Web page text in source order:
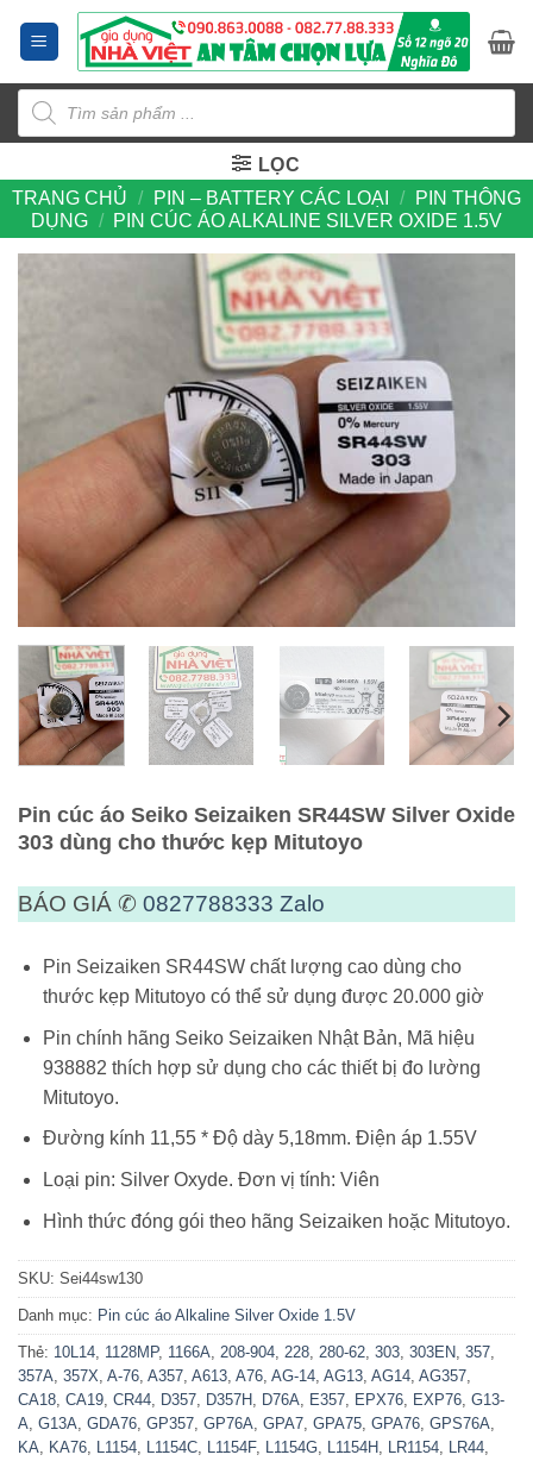
dung
Tìm
kiếm
sản
phẩm
LỌC
TRANG CHỦ
/ PIN – BATTERY CÁC LOẠI /
PIN THÔNG
DỤNG / PIN CÚC ÁO ALKALINE SILVER OXIDE 1.5V
Pin cúc áo Seiko Seizaiken SR44SW Silver Oxide
303 dùng cho thước kẹp Mitutoyo
BÁO GIÁ ✆ 0827788333 Zalo
Pin Seizaiken SR44SW chất lượng cao dùng cho
thước kẹp Mitutoyo có thể sử dụng được 20.000 giờ
Pin chính hãng Seiko Seizaiken Nhật Bản, Mã hiệu
938882 thích hợp sử dụng cho các thiết bị đo lường
Mitutoyo.
Đường kính 11,55 * Độ dày 5,18mm. Điện áp 1.55V
Loại pin: Silver Oxyde. Đơn vị tính: Viên
Hình thức đóng gói theo hãng Seizaiken hoặc Mitutoyo.
SKU: Sei44sw130
Danh mục: Pin cúc áo Alkaline Silver Oxide 1.5V
Thẻ: 10L14, 1128MP, 1166A, 208-904, 228, 280-62, 303, 303EN, 357,
357A, 357X, A-76, A357, A613, A76, AG-14, AG13, AG14, AG357,
CA18, CA19, CR44, D357, D357H , D76A, E357, EPX76, EXP76, G13-
A, G13A, GDA76, GP357, GP76A, GPA7, GPA75, GPA76, GPS76A,
KA, KA76, L1154, L1154C, L1154F, L1154G, L1154H , LR1154, LR44,